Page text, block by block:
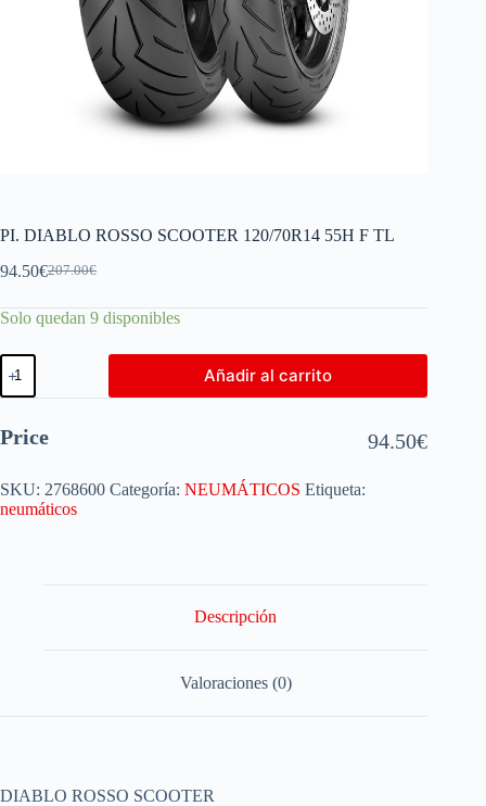
PI. DIABLO ROSSO SCOOTER 120/70R14 55H F TL
207.00€
94.50€
Solo quedan 9 disponibles
Añadir al carrito
Price 94.50€
SKU: 2768600 Categoría: NEUMÁTICOS Etiqueta:
neumáticos
Descripción
Valoraciones (0)
DIABLO ROSSO SCOOTER